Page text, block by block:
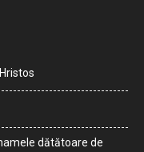
dătătoare de